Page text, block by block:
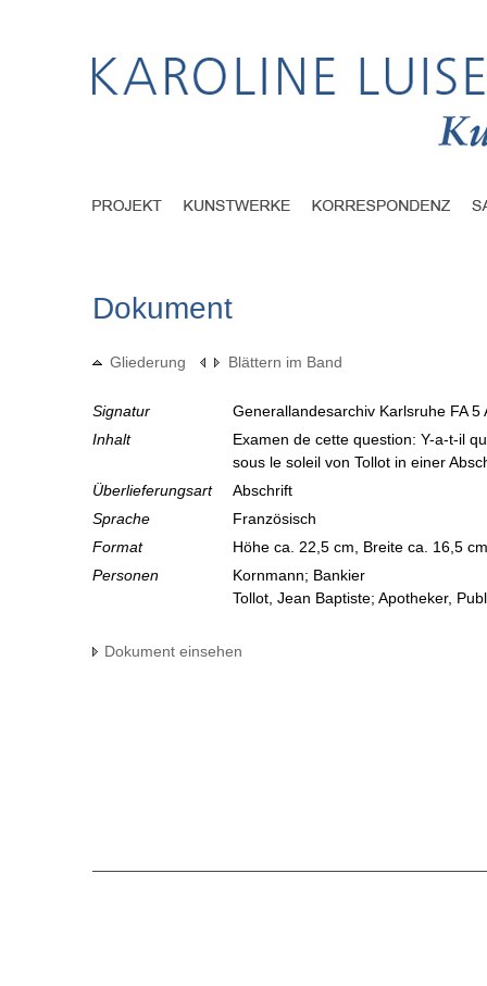
Dokument
Gliederung Blättern im Band
Signatur
Generallandesarchiv Karlsruhe FA
Inhalt
Examen de cette question: Y-a-t-il
sous le soleil von Tollot in einer
Überlieferungsart
Abschrift
Sprache
Französisch
Format
Höhe ca. 22,5 cm, Breite ca. 16,5
Personen
Kornmann; Bankier
Tollot, Jean Baptiste; Apotheker,
Dokument einsehen